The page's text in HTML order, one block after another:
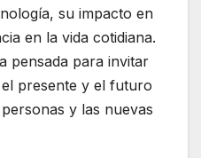
su impacto en
en la vida cotidiana.
pensada para invitar
presente y el futuro
y las nuevas